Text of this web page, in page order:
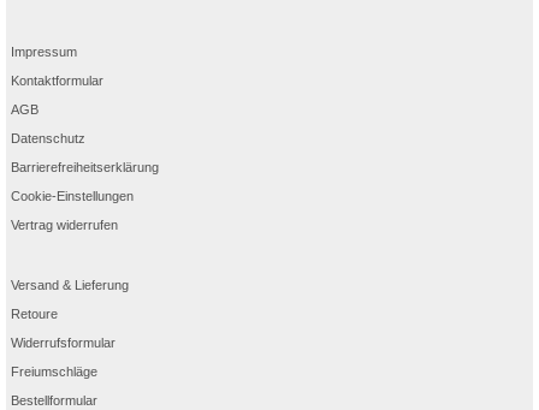
Impressum
Kontaktformular
AGB
Datenschutz
Barrierefreiheitserklärung
Cookie-Einstellungen
Vertrag widerrufen
Versand & Lieferung
Retoure
Widerrufsformular
Freiumschläge
Bestellformular